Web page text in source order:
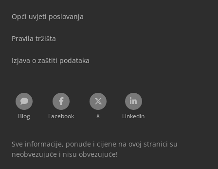
Opći uvjeti poslovanja
Pravila tržišta
Izjava o zaštiti podataka
Blog Facebook X LinkedIn
Sve informacije, ponude i cijene na ovoj stranici su
neobvezujuće i nisu obvezujuće!